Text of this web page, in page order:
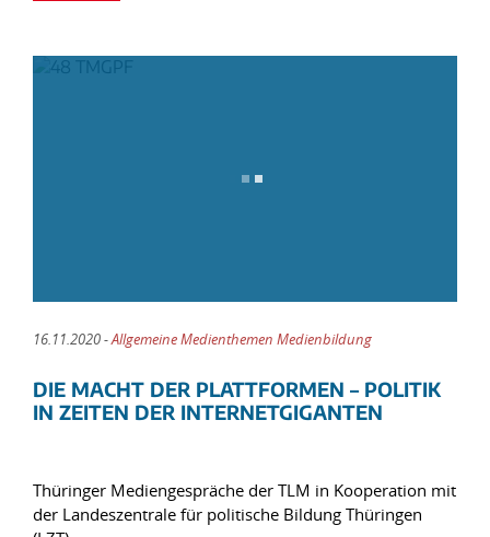
16.11.2020 -Allgemeine Medienthemen Medienbildung
DIE MACHT DER PLATTFORMEN – POLITIK
IN ZEITEN DER INTERNETGIGANTEN
Thüringer Mediengespräche der TLM in Kooperation mit
der Landeszentrale für politische Bildung Thüringen